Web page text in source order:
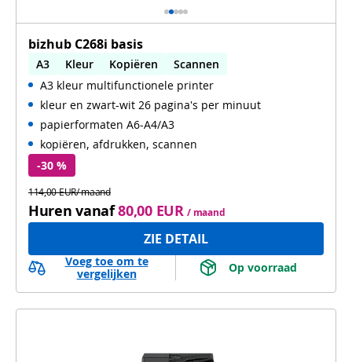
bizhub C268i basis
A3 Kleur Kopiëren
Scannen
Automatisch dubbelzijdig printen
Automatisch dubbelzijdig scannen
WiFi
A3 kleur multifunctionele printer
kleur en zwart-wit 26 pagina's per minuut
papierformaten A6-A4/A3
kopiëren, afdrukken, scannen
-30 %
114,00 EUR/ maand
Huren vanaf80,00 EUR / maand
ZIE DETAIL
Voeg toe om te
vergelijken
Op voorraad